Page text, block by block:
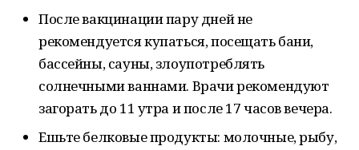
После вакцинации пару дней не
рекомендуется купаться, посещать бани,
бассейны, сауны, злоупотреблять
солнечными ваннами. Врачи рекомендуют
загорать до 11 утра и после 17 часов вечера.
Ешьте белковые продукты: молочные, рыбу,